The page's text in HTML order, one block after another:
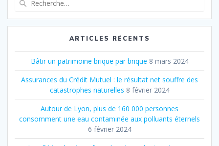
:
ARTICLES RÉCENTS
Bâtir un patrimoine brique par brique 8 mars 2024
Assurances du Crédit Mutuel : le résultat net souffre des
catastrophes naturelles 8 février 2024
Autour de Lyon, plus de 160 000 personnes
consomment une eau contaminée aux polluants éternels
6 février 2024